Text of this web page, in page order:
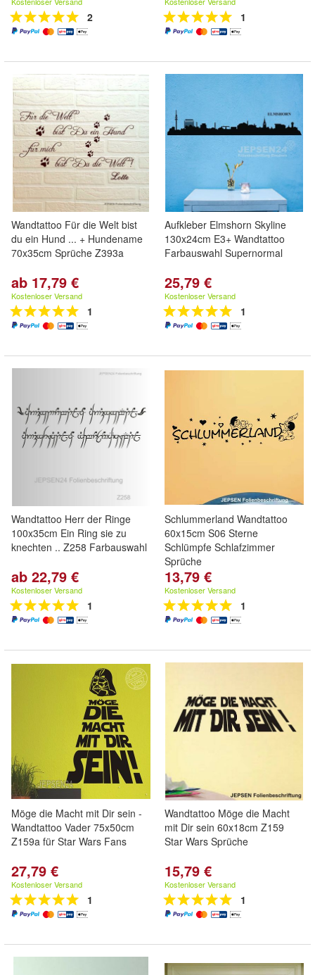
2 1
Wandtattoo Für die Welt bist
du ein Hund ... + Hundename
70x35cm Sprüche Z393a
ab 17,79 €
Kostenloser Versand
1
Aufkleber Elmshorn Skyline
130x24cm E3+ Wandtattoo
Farbauswahl Supernormal
25,79 €
Kostenloser Versand
1
Wandtattoo Herr der Ringe
100x35cm Ein Ring sie zu
knechten .. Z258 Farbauswahl
ab 22,79 €
Kostenloser Versand
1
Schlummerland Wandtattoo
60x15cm S06 Sterne
Schlümpfe Schlafzimmer
Sprüche
13,79 €
Kostenloser Versand
1
Möge die Macht mit Dir sein -
Wandtattoo Vader 75x50cm
Z159a für Star Wars Fans
27,79 €
Kostenloser Versand
1
Wandtattoo Möge die Macht
mit Dir sein 60x18cm Z159
Star Wars Sprüche
15,79 €
Kostenloser Versand
1